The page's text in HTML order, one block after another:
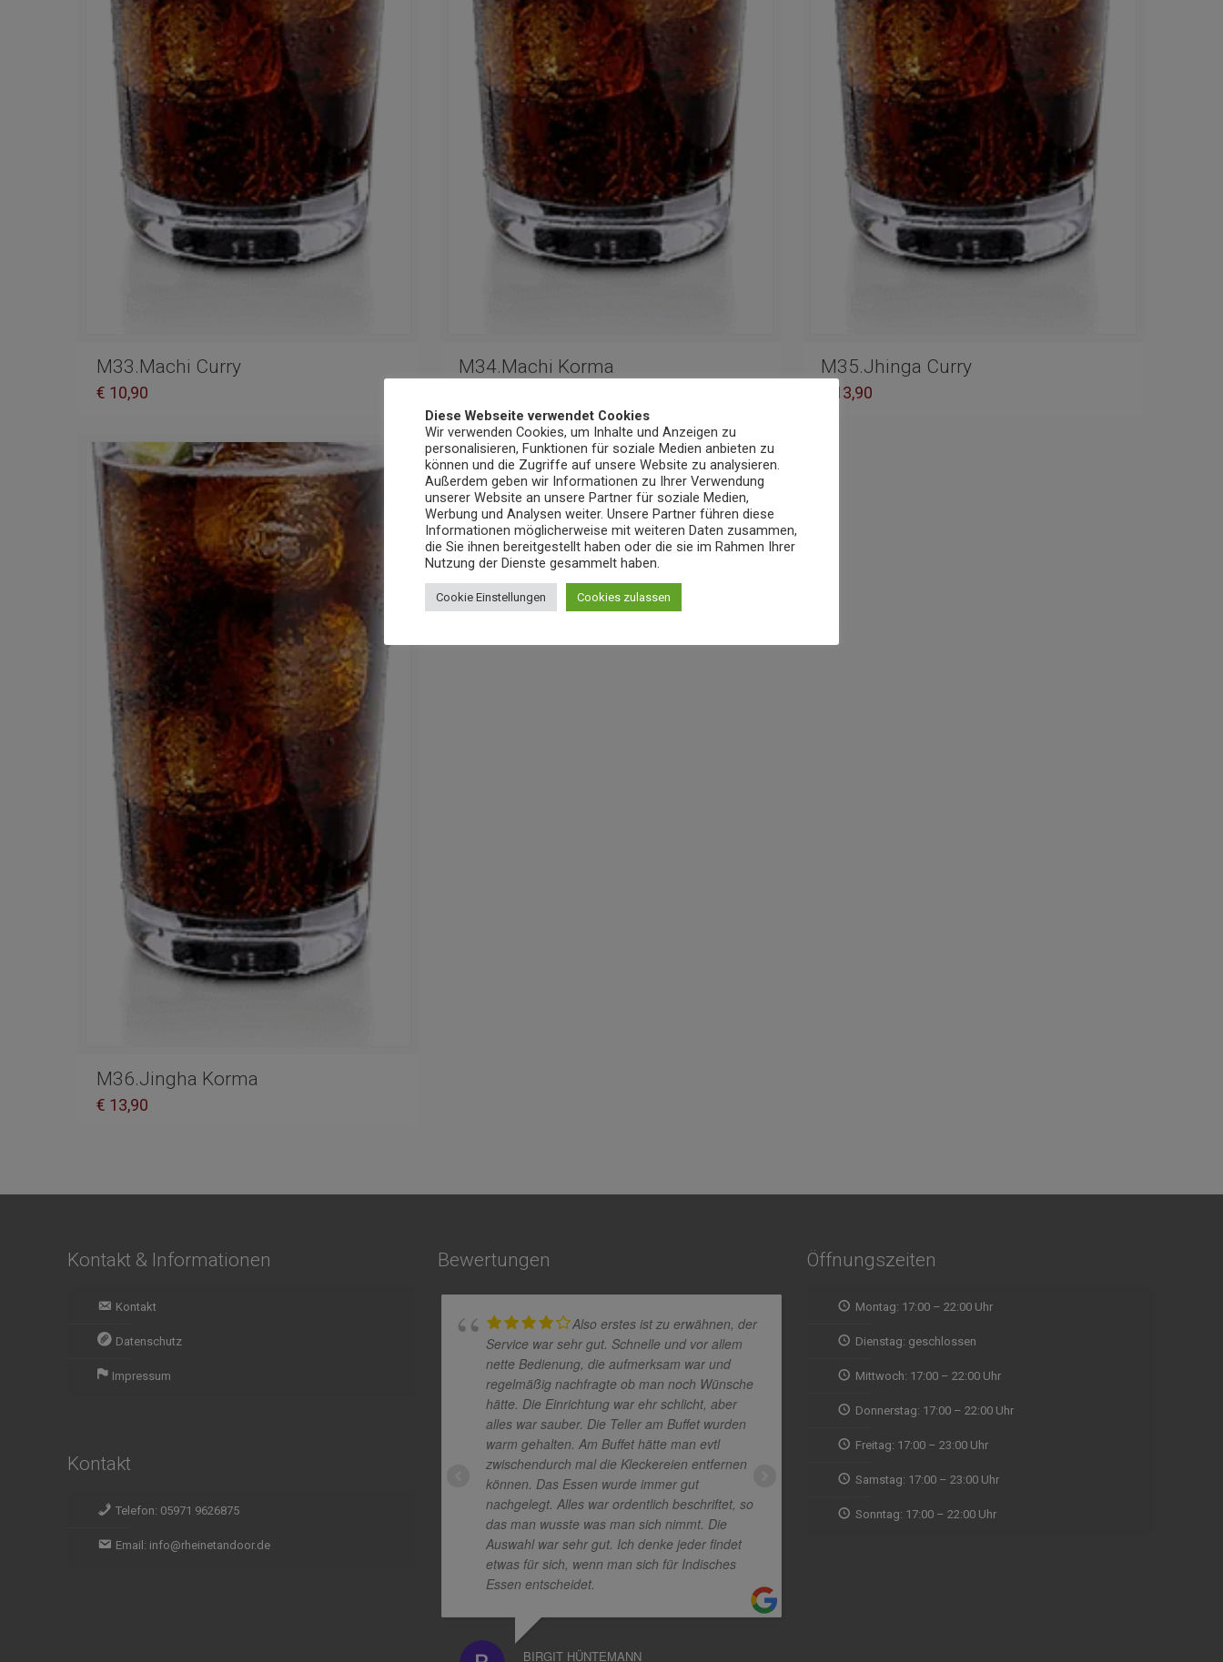
M33.Machi Curry
€ 10,90
M34.Machi Korma M35.Jhinga Curry
13,90
M36.Jingha Korma
€ 13,90
Kontakt & Informationen
Kontakt
Datenschutz
Impressum
Kontakt
Telefon: 05971 9626875
Email: info@rheinetandoor.de
Bewertungen
Also erstes ist zu erwähnen, der
Service war sehr gut. Schnelle und vor allem
nette Bedienung, die aufmerksam war und
regelmäßig nachfragte ob man noch Wünsche
hätte. Die Einrichtung war ehr schlicht, aber
alles war sauber. Die Teller am Buffet wurden
warm gehalten. Am Buffet hätte man evtl
zwischendurch mal die Kleckereien entfernen
können. Das Essen wurde immer gut
nachgelegt. Alles war ordentlich beschriftet, so
das man wusste was man sich nimmt. Die
Auswahl war sehr gut. Ich denke jeder findet
etwas für sich, wenn man sich für Indisches
Essen entscheidet.
BIRGIT HÜNTEMANN
indisches Essen ausprobieren und waren
und Ambiente, Musik. Aufjedenfall zu
empfehlen
WALDEMAR RUDI
Öffnungszeiten
Montag: 17:00 – 22:00 Uhr
Dienstag: geschlossen
Mittwoch: 17:00 – 22:00 Uhr
Donnerstag: 17:00 – 22:00 Uhr
Freitag: 17:00 – 23:00 Uhr
Samstag: 17:00 – 23:00 Uhr
Sonntag: 17:00 – 22:00 Uhr
Diese Webseite verwendet Cookies
Wir verwenden Cookies, um Inhalte und Anzeigen zu
personalisieren, Funktionen für soziale Medien anbieten zu
können und die Zugriffe auf unsere Website zu analysieren.
Außerdem geben wir Informationen zu Ihrer Verwendung
unserer Website an unsere Partner für soziale Medien,
Werbung und Analysen weiter. Unsere Partner führen diese
Informationen möglicherweise mit weiteren Daten zusammen,
die Sie ihnen bereitgestellt haben oder die sie im Rahmen Ihrer
Nutzung der Dienste gesammelt haben.
Cookie Einstellungen Cookies zulassen